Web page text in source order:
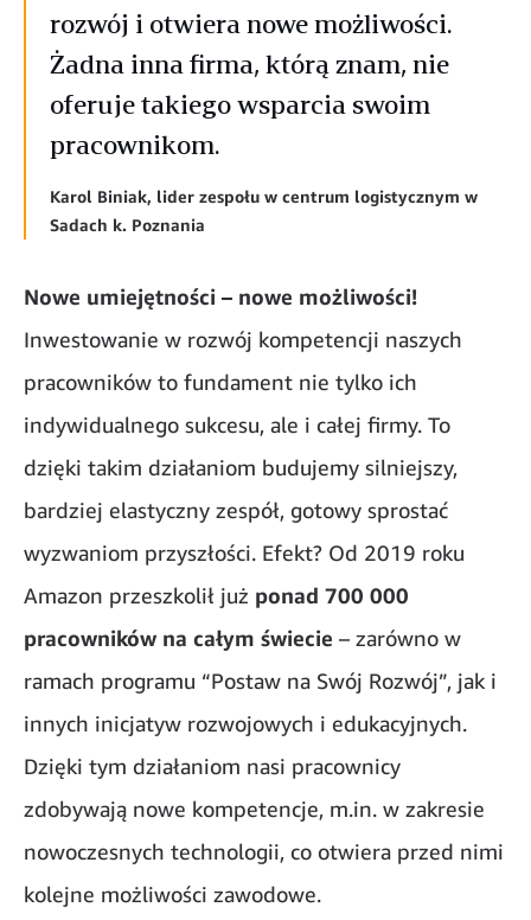
rozwój i otwiera nowe możliwości.
Żadna inna firma, którą znam, nie
oferuje takiego wsparcia swoim
pracownikom.
Karol Biniak, lider zespołu w centrum logistycznym w
Sadach k. Poznania
Nowe umiejętności – nowe możliwości!
Inwestowanie w rozwój kompetencji naszych
pracowników to fundament nie tylko ich
indywidualnego sukcesu, ale i całej firmy. To
dzięki takim działaniom budujemy silniejszy,
bardziej elastyczny zespół, gotowy sprostać
wyzwaniom przyszłości. Efekt? Od 2019 roku
Amazon przeszkolił już ponad 700 000
pracowników na całym świecie – zarówno w
ramach programu “Postaw na Swój Rozwój”, jak i
innych inicjatyw rozwojowych i edukacyjnych.
Dzięki tym działaniom nasi pracownicy
zdobywają nowe kompetencje, m.in. w zakresie
nowoczesnych technologii, co otwiera przed nimi
kolejne możliwości zawodowe.